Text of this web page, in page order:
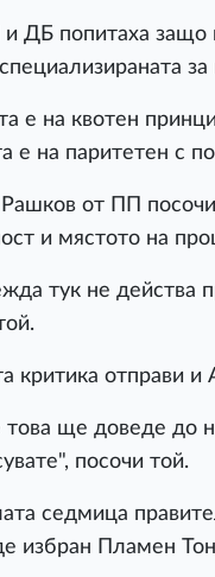
ДБ попитаха защо
е на квотен
е на паритетен с
Рашков от ПП
и мястото на
тук не действа
критика отправи и
това ще доведе до
посочи той.
седмица
избран Пламен